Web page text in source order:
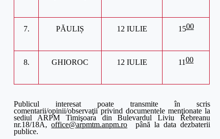
7. PĂULIȘ 12 IULIE 1500
8. GHIOROC 12 IULIE 1100
Publicul interesat poate transmite în scris
comentarii/opinii/observaţii privind documentele menţionate la
sediul ARPM Timişoara din BulevardulLiviu Rebreanu
nr.18/18A,office@arpmtm.anpm.ro până la data dezbaterii
publice.